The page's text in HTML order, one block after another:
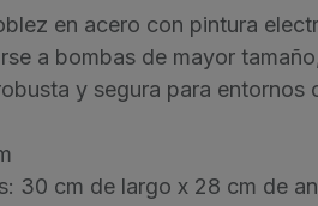
en acero con pintura
a bombas de mayor
y segura para entornos
30 cm de largo x 28 cm de